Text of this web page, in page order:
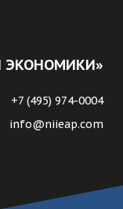
ЭКОНОМИКИ»
+7 (495) 974-0004
info@niieap.com